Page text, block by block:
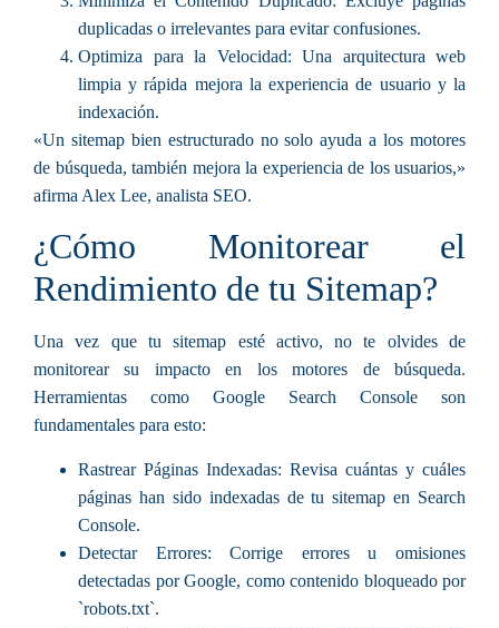
duplicadas o irrelevantes para evitar confusiones.
Optimiza para la Velocidad: Una arquitectura web
limpia y rápida mejora la experiencia de usuario y la
indexación.
«Un sitemap bien estructurado no solo ayuda a los motores
de búsqueda, también mejora la experiencia de los usuarios,»
afirma Alex Lee, analista SEO.
¿Cómo Monitorear el
Rendimiento de tu Sitemap?
Una vez que tu sitemap esté activo, no te olvides de
monitorear su impacto en los motores de búsqueda.
Herramientas como Google Search Console son
fundamentales para esto:
Rastrear Páginas Indexadas: Revisa cuántas y cuáles
páginas han sido indexadas de tu sitemap en Search
Console.
Detectar Errores: Corrige errores u omisiones
detectadas por Google, como contenido bloqueado por
`robots.txt`.